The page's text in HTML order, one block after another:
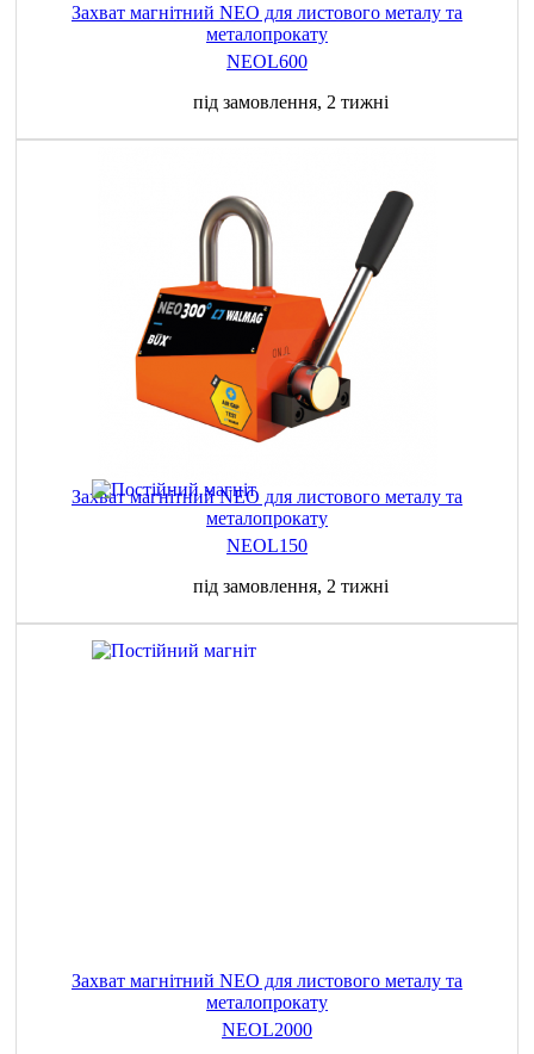
Захват магнітний NEO для листового металу та
металопрокату
NEOL600
під замовлення, 2 тижні
Захват магнітний NEO для листового металу та
металопрокату
NEOL150
під замовлення, 2 тижні
Захват магнітний NEO для листового металу та
металопрокату
NEOL2000